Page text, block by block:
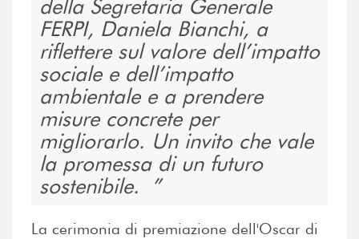
della Segretaria Generale
FERPI, Daniela Bianchi, a
riflettere sul valore dell’impatto
sociale e dell’impatto
ambientale e a prendere
misure concrete per
migliorarlo. Un invito che vale
la promessa di un futuro
sostenibile.
La cerimonia di premiazione dell'Oscar di